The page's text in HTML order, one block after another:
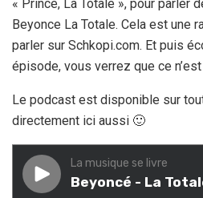
« Prince, La Totale », pour parler
Beyonce La Totale. Cela est une
parler sur Schkopi.com. Et puis
épisode, vous verrez que ce
Le podcast est disponible sur
directement ici aussi 🙂